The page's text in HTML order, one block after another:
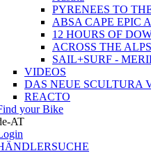
PYRENEES TO
ABSA CAPE EPIC
12 HOURS OF
ACROSS THE ALPS
SAIL+SURF -
VIDEOS
DAS NEUE SCULTURA
REACTO
your Bike
AT